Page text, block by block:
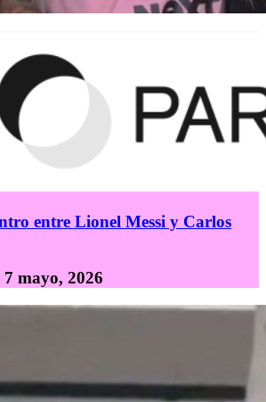
entre Lionel Messi y Carlos
7 mayo, 2026